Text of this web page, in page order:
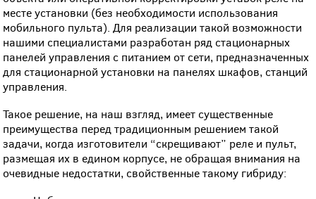
месте установки (без необходимости использования
мобильного пульта). Для реализации такой возможности
нашими специалистами разработан ряд стационарных
панелей управления с питанием от сети, предназначенных
для стационарной установки на панелях шкафов, станций
управления.
Такое решение, на наш взгляд, имеет существенные
преимущества перед традиционным решением такой
задачи, когда изготовители “скрещивают” реле и пульт,
размещая их в едином корпусе, не обращая внимания на
очевидные недостатки, свойственные такому гибриду: